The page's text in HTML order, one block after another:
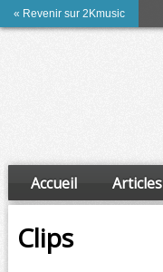
« Revenir sur 2Kmusic
Accueil Articles
Amis
Clips